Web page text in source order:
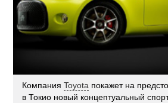
КомпанияToyota покажет на
в Токио новый концептуальный